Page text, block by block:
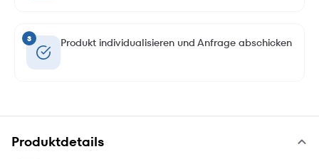
3 Produkt individualisieren und Anfrage abschicken
Produktdetails